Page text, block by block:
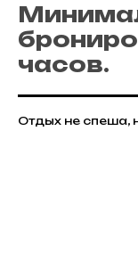
часов.
Отдых не спеша,